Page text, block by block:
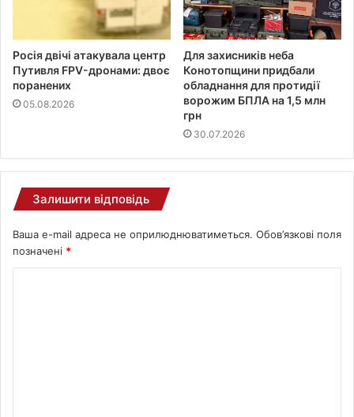
Росія двічі атакувала центр
Путивля FPV-дронами: двоє
поранених
05.08.2026
Для захисників неба
Конотопщини придбали
обладнання для протидії
ворожим БПЛА на 1,5 млн
грн
30.07.2026
Залишити відповідь
Ваша e-mail адреса не оприлюднюватиметься. Обов’язкові поля
позначені *